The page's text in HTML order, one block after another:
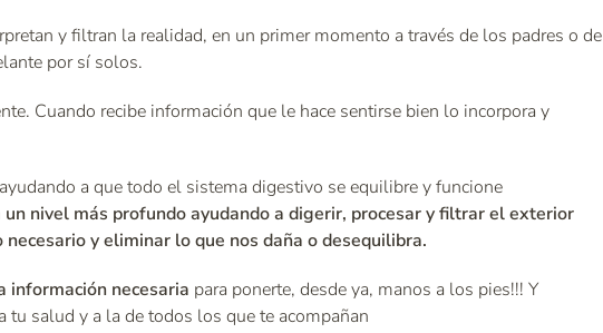
y filtran la realidad, en un primer momento a través de los padres o de
por sí solos.
Cuando recibe información que le hace sentirse bien lo incorpora y
a que todo el sistema digestivo se equilibre y funcione
nivel más profundo ayudando a digerir, procesar y filtrar el exterior
y eliminar lo que nos daña o desequilibra.
información necesaria para ponerte, desde ya, manos a los pies!!! Y
tu salud y a la de todos los que te acompañan